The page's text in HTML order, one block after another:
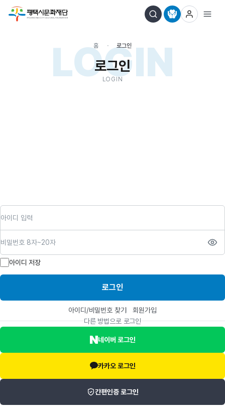
LOGIN
홈 로그인
로그인
LOGIN
아이디 저장
로그인
아이디/비밀번호 찾기
회원가입
다른 방법으로 로그인
네이버 로그인
카카오 로그인
간편인증 로그인